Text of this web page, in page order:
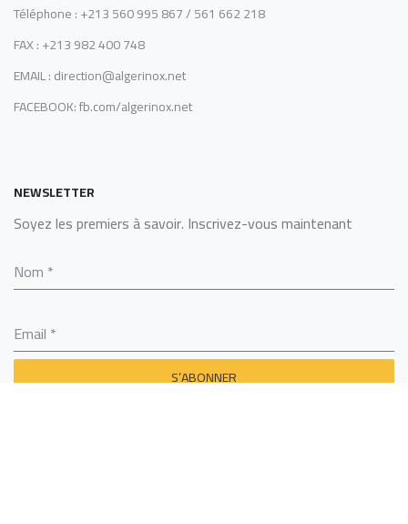
Téléphone : +213 560 995 867 / 561 662 218
FAX : +213 982 400 748
EMAIL : direction@algerinox.net
FACEBOOK: fb.com/algerinox.net
NEWSLETTER
Soyez les premiers à savoir. Inscrivez-vous maintenant
Nom *
Email *
S’ABONNER